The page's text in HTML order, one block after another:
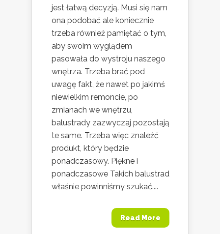
jest łatwą decyzją. Musi się nam
ona podobać ale koniecznie
trzeba również pamiętać o tym,
aby swoim wyglądem
pasowała do wystroju naszego
wnętrza. Trzeba brać pod
uwagę fakt, że nawet po jakimś
niewielkim remoncie, po
zmianach we wnętrzu,
balustrady zazwyczaj pozostają
te same. Trzeba więc znaleźć
produkt, który będzie
ponadczasowy. Piękne i
ponadczasowe Takich balustrad
właśnie powinniśmy szukać....
Read More